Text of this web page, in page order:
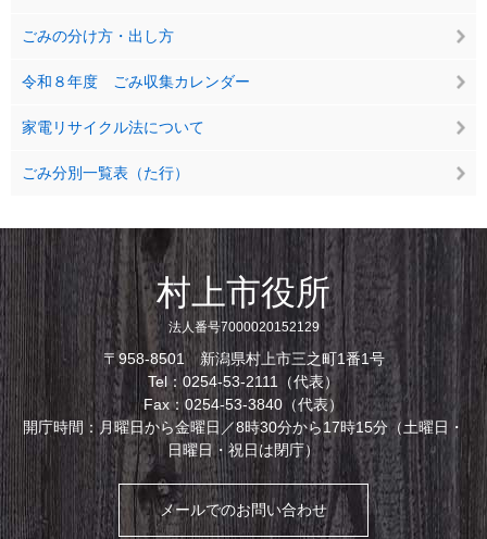
ごみの分け方・出し方
令和８年度 ごみ収集カレンダー
家電リサイクル法について
ごみ分別一覧表（た行）
村上市役所
法人番号7000020152129
〒958-8501 新潟県村上市三之町1番1号
Tel：0254-53-2111（代表）
Fax：0254-53-3840（代表）
開庁時間：月曜日から金曜日／8時30分から17時15分（土曜日・
日曜日・祝日は閉庁）
メールでのお問い合わせ